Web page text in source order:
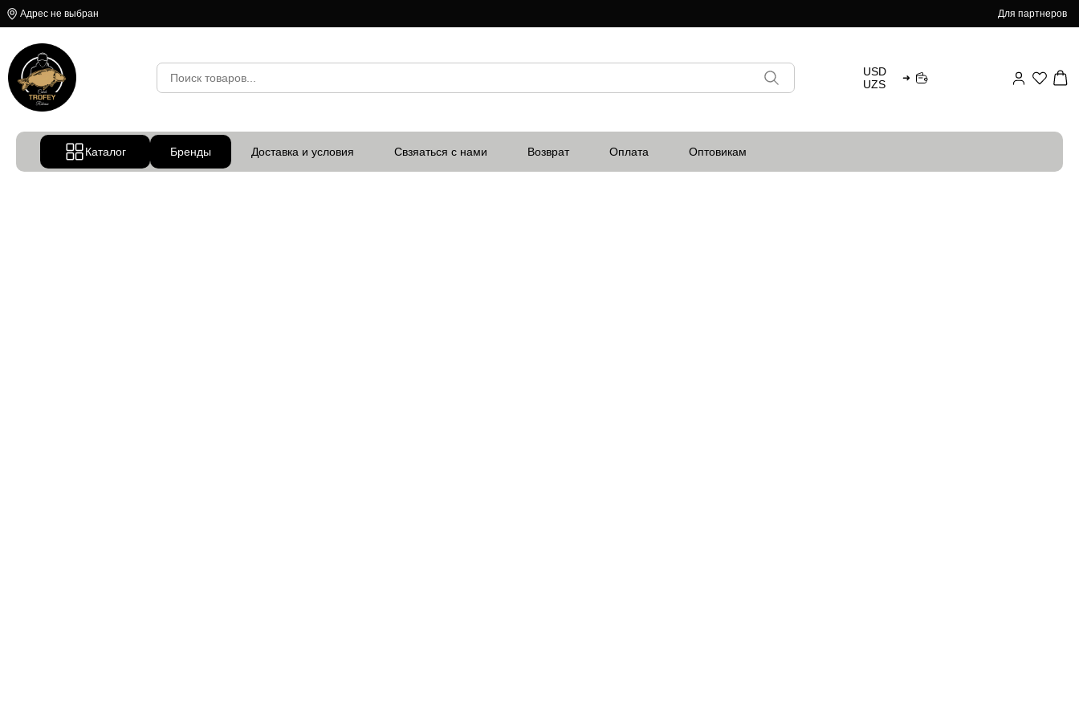
Адрес не выбран Для партнеров
USD
UZS
➜
Каталог Бренды Доставка и условия Свзяаться с нами Возврат Оплата Оптовикам